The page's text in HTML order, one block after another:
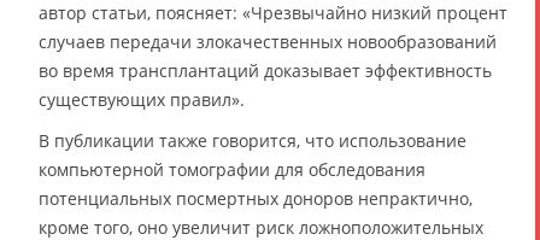
автор статьи, поясняет: «Чрезвычайно низкий процент
случаев передачи злокачественных новообразований
во время трансплантаций доказывает эффективность
существующих правил».
В публикации также говорится, что использование
компьютерной томографии для обследования
потенциальных посмертных доноров непрактично,
кроме того, оно увеличит риск ложноположительных